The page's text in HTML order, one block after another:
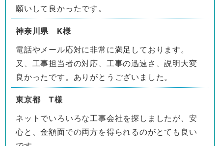
願いして良かったです。
神奈川県 K様
電話やメール応対に非常に満足しております。
又、工事担当者の対応、工事の迅速さ、説明大変
良かったです。ありがとうございました。
東京都 T様
ネットでいろいろな工事会社を探しましたが、安
心と、金額面での両方を得られるのがとても良い